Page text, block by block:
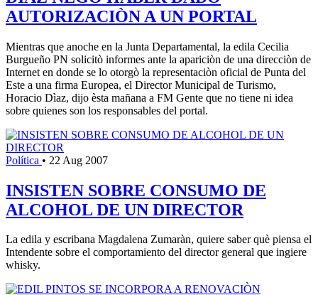
AUTORIZACIÒN A UN PORTAL
Mientras que anoche en la Junta Departamental, la edila Cecilia
Burgueño PN solicitò informes ante la apariciòn de una direcciòn de
Internet en donde se lo otorgò la representaciòn oficial de Punta del
Este a una firma Europea, el Director Municipal de Turismo,
Horacio Dìaz, dijo èsta mañana a FM Gente que no tiene ni idea
sobre quienes son los responsables del portal.
Política • 22 Aug 2007
INSISTEN SOBRE CONSUMO DE
ALCOHOL DE UN DIRECTOR
La edila y escribana Magdalena Zumaràn, quiere saber què piensa el
Intendente sobre el comportamiento del director general que ingiere
whisky.